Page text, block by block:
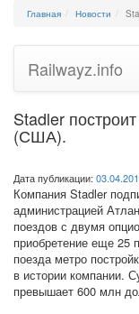
Главная Новости
Railwayz.info
Stadler
(США).
Дата публикации:
Компания Stadler
администрацией
поездов с двумя
приобретение еще 25
поезда метро
в истории компании.
превышает 600 млн